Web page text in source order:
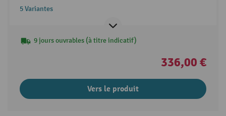
5 Variantes
9 jours ouvrables (à titre indicatif)
336,00 €
Vers le produit